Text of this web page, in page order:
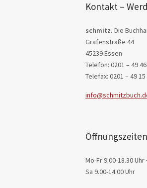
Kontakt –
schmitz. Die
Grafenstraße 44
45239 Essen
Telefon: 0201 – 49
Telefax: 0201 – 49 15
Öffnungszeiten
Mo-Fr 9.00-18.30 Uhr
Sa 9.00-14.00 Uhr